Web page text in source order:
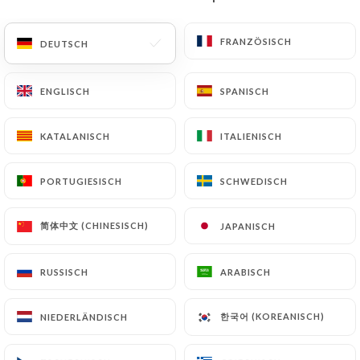
DEUTSCH FRANZÖSISCH
ENGLISCH SPANISCH
KATALANISCH ITALIENISCH
PORTUGIESISCH SCHWEDISCH
简体中文 (CHINESISCH) JAPANISCH
RUSSISCH ARABISCH
NIEDERLÄNDISCH 한국어 (KOREANISCH)
/
Kontakt
DEUTSCH FRANZÖSISCH
ENGLISCH SPANISCH
KATALANISCH ITALIENISCH
PORTUGIESISCH SCHWEDISCH
简体中文 (CHINESISCH) JAPANISCH
RUSSISCH ARABISCH
NIEDERLÄNDISCH 한국어 (KOREANISCH)